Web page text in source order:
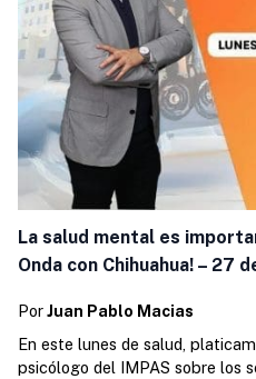
La salud mental es
Onda con Chihuahua! – 27
Por Juan Pablo Macias
En este lunes de salud,
psicólogo del IMPAS sobre los